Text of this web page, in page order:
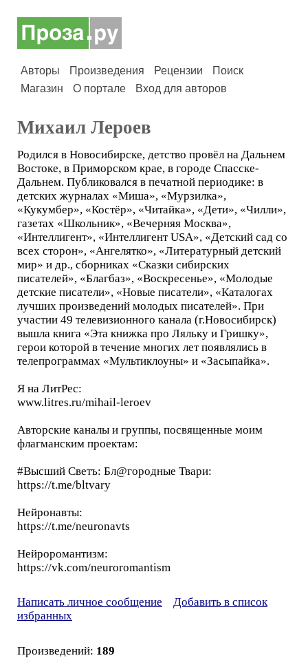
Авторы Произведения Рецензии
Поиск
Магазин
О портале Вход для авторов
Михаил Лероев
Родился в Новосибирске, детство провёл на Дальнем
Востоке, в Приморском крае, в городе Спасске-
Дальнем. Публиковался в печатной периодике: в
детских журналах «Миша», «Мурзилка»,
«Кукумбер», «Костёр», «Читайка», «Дети», «Чилли»,
газетах «Школьник», «Вечерняя Москва»,
«Интеллигент», «Интеллигент USA», «Детский сад со
всех сторон», «Ангелятко», «Литературный детский
мир» и др., сборниках «Сказки сибирских
писателей», «Благбаз», «Воскресенье», «Молодые
детские писатели», «Новые писатели», «Каталогах
лучших произведений молодых писателей». При
участии 49 телевизионного канала (г.Новосибирск)
вышла книга «Эта книжка про Ляльку и Гришку»,
герои которой в течение многих лет появлялись в
телепрограммах «Мультиклоуны» и «Засыпайка».
Я на ЛитРес:
www.litres.ru/mihail-leroev
Авторские каналы и группы, посвященные моим
флагманским проектам:
#Высший Светъ: Бл@городные Твари:
https://t.me/bltvary
Нейронавты:
https://t.me/neuronavts
Нейроромантизм:
https://vk.com/neuroromantism
Написать личное сообщение
Добавить в список
избранных
Произведений: 189